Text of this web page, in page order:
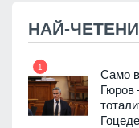
НАЙ-ЧЕТЕНИ
1
Само
Гюров